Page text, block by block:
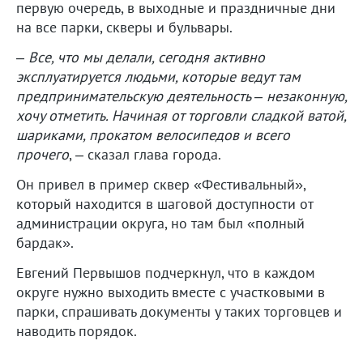
первую очередь, в выходные и праздничные дни
на все парки, скверы и бульвары.
– Все, что мы делали, сегодня активно
эксплуатируется людьми, которые ведут там
предпринимательскую деятельность – незаконную,
хочу отметить. Начиная от торговли сладкой ватой,
шариками, прокатом велосипедов и всего
прочего, – сказал глава города.
Он привел в пример сквер «Фестивальный»,
который находится в шаговой доступности от
администрации округа, но там был «полный
бардак».
Евгений Первышов подчеркнул, что в каждом
округе нужно выходить вместе с участковыми в
парки, спрашивать документы у таких торговцев и
наводить порядок.